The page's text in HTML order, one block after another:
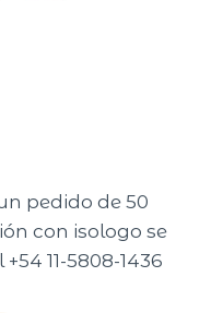
pedido de 50
con isologo se
11-5808-1436